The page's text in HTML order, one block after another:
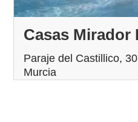
Casas Mirador
Paraje del Castillico,
Murcia